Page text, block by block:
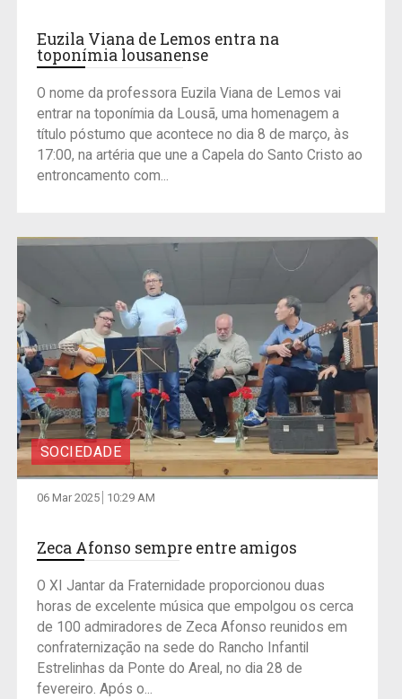
Euzila Viana de Lemos entra na
toponímia lousanense
O nome da professora Euzila Viana de Lemos vai
entrar na toponímia da Lousã, uma homenagem a
título póstumo que acontece no dia 8 de março, às
17:00, na artéria que une a Capela do Santo Cristo ao
entroncamento com...
SOCIEDADE
06 Mar 2025 10:29 AM
Zeca Afonso sempre entre amigos
O XI Jantar da Fraternidade proporcionou duas
horas de excelente música que empolgou os cerca
de 100 admiradores de Zeca Afonso reunidos em
confraternização na sede do Rancho Infantil
Estrelinhas da Ponte do Areal, no dia 28 de
fevereiro. Após o...